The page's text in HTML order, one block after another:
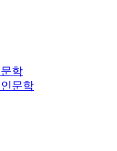
학
문학